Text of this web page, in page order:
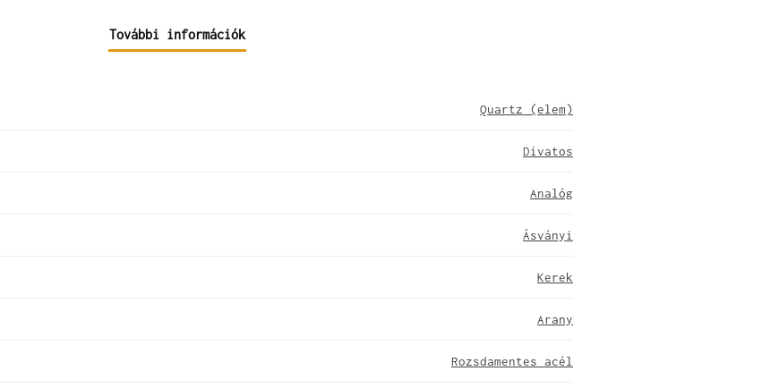
További információk
Quartz (elem)
Divatos
Analóg
Ásványi
Kerek
Arany
Rozsdamentes acél